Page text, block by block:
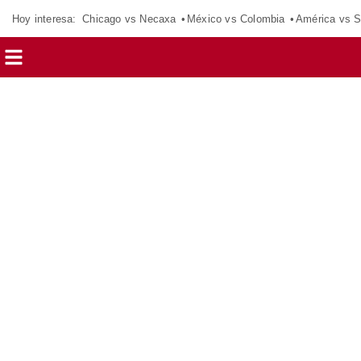
Hoy interesa: Chicago vs Necaxa México vs Colombia América vs